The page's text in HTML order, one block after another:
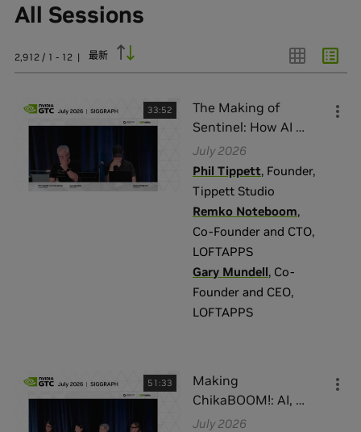
All Sessions
2,912 / 1 - 12| 最新
33:52
The Making of
Sentinel: How AI …
July 2026
Phil Tippett, Founder,
Tippett Studio
Remko Noteboom,
Co-Founder and CTO,
LOFTAPPS
Gary Mundell, Co-
Founder and CEO,
LOFTAPPS
51:33
Making
ChikaBOOM!: AI, …
July 2026